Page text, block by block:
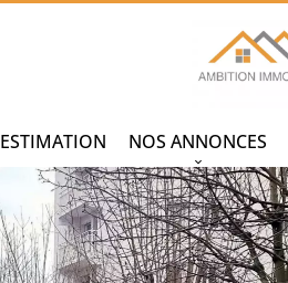
ESTIMATION NOS ANNONCES